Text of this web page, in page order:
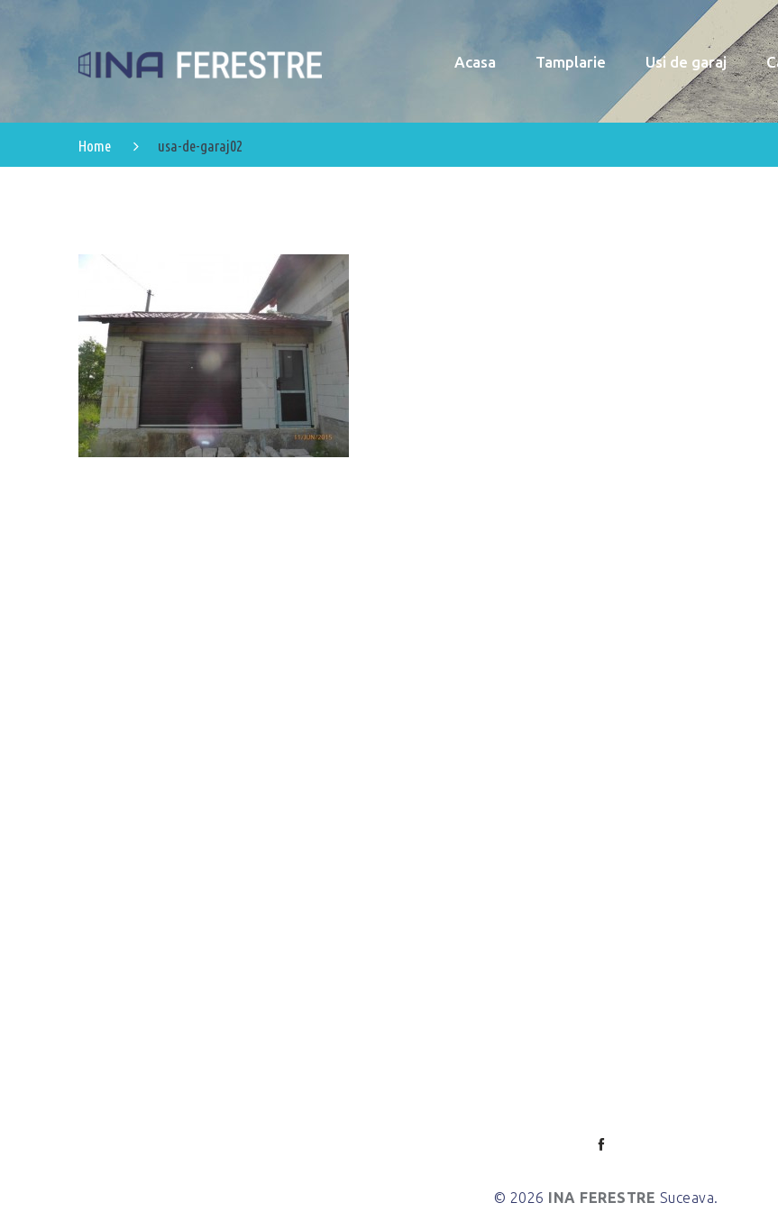
Acasa Tamplarie Usi de garaj
Home usa-de-garaj02
© 2026 INA FERESTRE Suceava.